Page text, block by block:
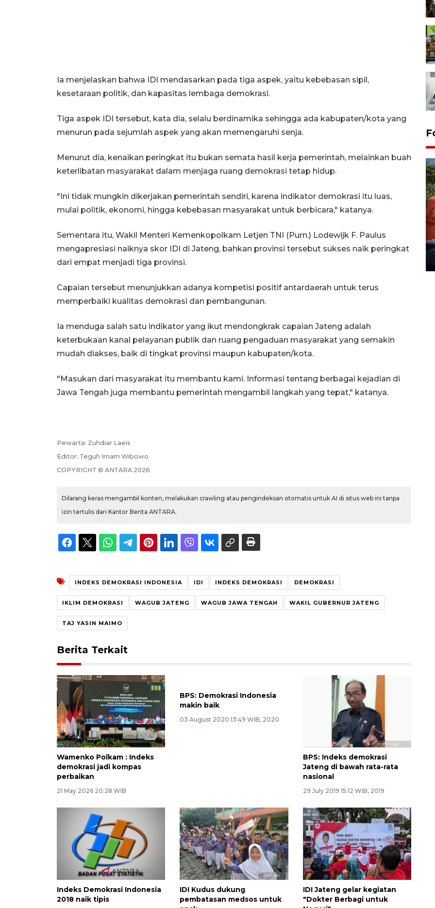
Ia menjelaskan bahwa IDI mendasarkan pada tiga aspek, yaitu kebebasan sipil,
kesetaraan politik, dan kapasitas lembaga demokrasi.
Tiga aspek IDI tersebut, kata dia, selalu berdinamika sehingga ada kabupaten/kota yang
menurun pada sejumlah aspek yang akan memengaruhi senja.
Menurut dia, kenaikan peringkat itu bukan semata hasil kerja pemerintah, melainkan buah
keterlibatan masyarakat dalam menjaga ruang demokrasi tetap hidup.
"Ini tidak mungkin dikerjakan pemerintah sendiri, karena indikator demokrasi itu luas,
mulai politik, ekonomi, hingga kebebasan masyarakat untuk berbicara," katanya.
Sementara itu, Wakil Menteri Kemenkopolkam Letjen TNI (Purn.) Lodewijk F. Paulus
mengapresiasi naiknya skor IDI di Jateng, bahkan provinsi tersebut sukses naik peringkat
dari empat menjadi tiga provinsi.
Capaian tersebut menunjukkan adanya kompetisi positif antardaerah untuk terus
memperbaiki kualitas demokrasi dan pembangunan.
Ia menduga salah satu indikator yang ikut mendongkrak capaian Jateng adalah
keterbukaan kanal pelayanan publik dan ruang pengaduan masyarakat yang semakin
mudah diakses, baik di tingkat provinsi maupun kabupaten/kota.
"Masukan dari masyarakat itu membantu kami. Informasi tentang berbagai kejadian di
Jawa Tengah juga membantu pemerintah mengambil langkah yang tepat," katanya.
Pewarta: Zuhdiar Laeis
Editor: Teguh Imam Wibowo
COPYRIGHT © ANTARA 2026
Dilarang keras mengambil konten, melakukan crawling atau pengindeksan otomatis untuk AI di situs web ini tanpa
izin tertulis dari Kantor Berita ANTARA.
INDEKS DEMOKRASI INDONESIA IDI INDEKS DEMOKRASI DEMOKRASI
IKLIM DEMOKRASI WAGUB JATENG WAGUB JAWA TENGAH WAKIL GUBERNUR JATENG
TAJ YASIN MAIMO
Berita Terkait
Wamenko Polkam : Indeks
demokrasi jadi kompas
perbaikan
21 May 2026 20:28 WIB
BPS: Demokrasi Indonesia
makin baik
03 August 2020 13:49 WIB, 2020
BPS: Indeks demokrasi
Jateng di bawah rata-rata
nasional
29 July 2019 15:12 WIB, 2019
Indeks Demokrasi Indonesia
2018 naik tipis
IDI Kudus dukung
pembatasan medsos untuk
IDI Jateng gelar kegiatan
"Dokter Berbagi untuk
Waduk Delingan Karanganyar
menyusut